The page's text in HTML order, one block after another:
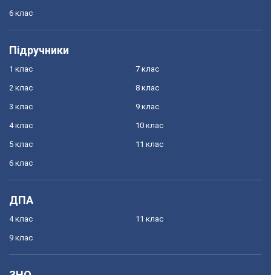
6 клас
Підручники
1 клас
2 клас
3 клас
4 клас
5 клас
6 клас
7 клас
8 клас
9 клас
10 клас
11 клас
ДПА
4 клас
9 клас
11 клас